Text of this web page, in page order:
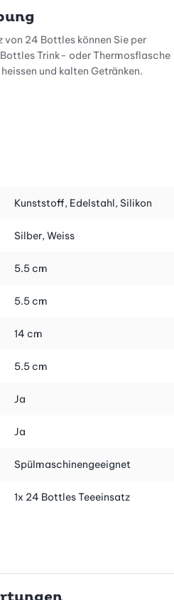
24 Bottles können Sie per
Trink- oder Thermosflasche
und kalten Getränken.
Kunststoff, Edelstahl, Silikon
Silber, Weiss
5.5 cm
5.5 cm
14 cm
5.5 cm
Ja
Ja
Spülmaschinengeeignet
1x 24 Bottles Teeeinsatz